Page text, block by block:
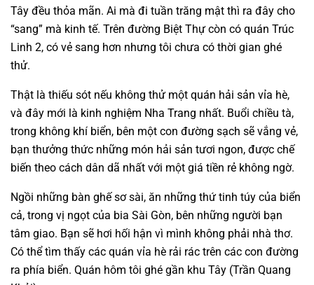
Tây đều thỏa mãn. Ai mà đi tuần trăng mật thì ra đây cho
“sang” mà kinh tế. Trên đường Biệt Thự còn có quán Trúc
Linh 2, có vẻ sang hơn nhưng tôi chưa có thời gian ghé
thử.
Thật là thiếu sót nếu không thử một quán hải sản vỉa hè,
và đây mới là kinh nghiệm Nha Trang nhất. Buổi chiều tà,
trong không khí biển, bên một con đường sạch sẽ vắng vẻ,
bạn thưởng thức những món hải sản tươi ngon, được chế
biến theo cách dân dã nhất với một giá tiền rẻ không ngờ.
Ngồi những bàn ghế sơ sài, ăn những thứ tinh túy của biển
cả, trong vị ngọt của bia Sài Gòn, bên những người bạn
tâm giao. Bạn sẽ hơi hối hận vì mình không phải nhà thơ.
Có thể tìm thấy các quán vỉa hè rải rác trên các con đường
ra phía biển. Quán hôm tôi ghé gần khu Tây (Trần Quang